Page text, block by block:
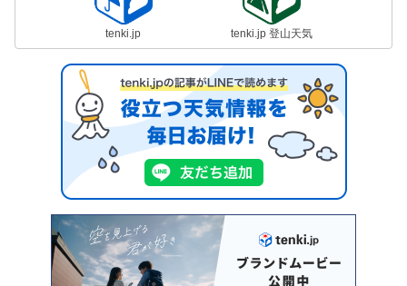
tenki.jp tenki.jp 登山天気